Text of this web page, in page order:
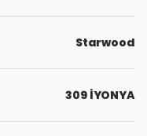
Starwood
309 İYONYA